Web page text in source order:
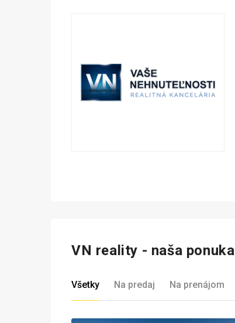
VN reality - naša ponuka
Všetky Na predaj Na prenájom